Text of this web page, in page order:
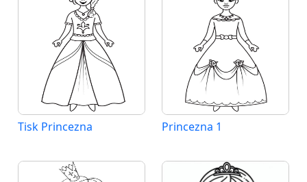
Tisk Princezna Princezna 1